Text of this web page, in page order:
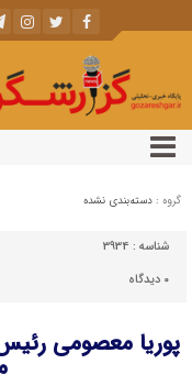
گروه : دسته‌بندی نشده
شناسه : 3934
۰ دیدگاه
پوریا معصومی